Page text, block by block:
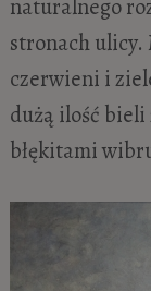
naturalnego
stronach ulicy.
czerwieni i
dużą ilość
błękitami